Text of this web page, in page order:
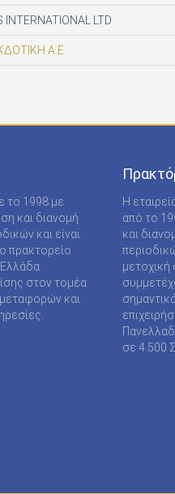
INTERNATIONAL LTD
Α.Ε
SPA
LTD ΥΠΟΚΑΤΑΣΤΗΜΑ
ΜΟΝΟΠΡΟΣΩΠΗ ΙΚΕ
PUBLICATIONS LTD
το 1998 με
και διανομή
και είναι
πρακτορείο
στον τομέα
και
Η
από το
και
μετοχική
σε 4.500